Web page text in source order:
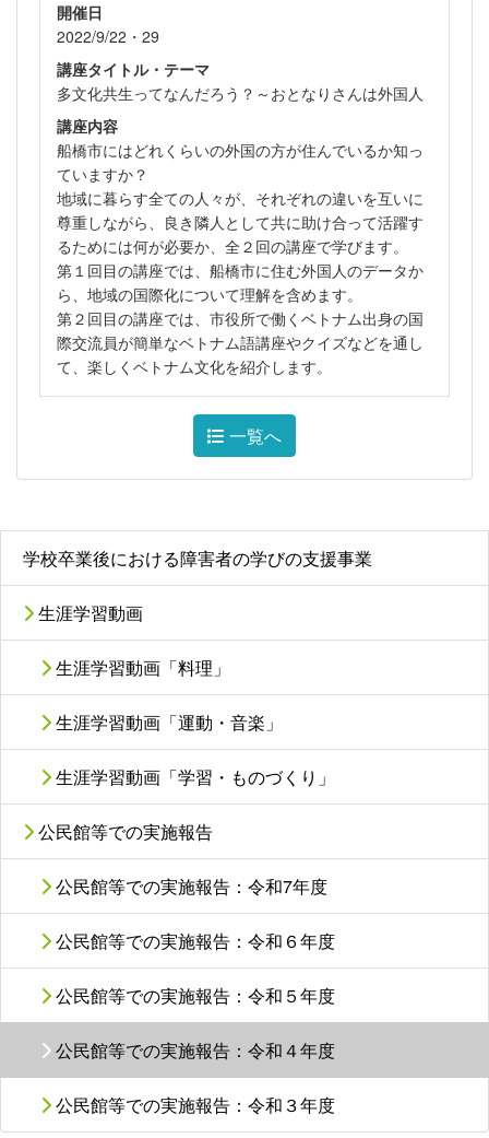
学校卒業後における障害者の学びの支援事業
生涯学習動画
生涯学習動画「料理」
生涯学習動画「運動・音楽」
生涯学習動画「学習・ものづくり」
公民館等での実施報告
公民館等での実施報告：令和7年度
公民館等での実施報告：令和６年度
公民館等での実施報告：令和５年度
公民館等での実施報告：令和４年度
公民館等での実施報告：令和３年度
開催日
2022/9/22・29
講座タイトル・テーマ
多文化共生ってなんだろう？～おとなりさんは外国人
講座内容
船橋市にはどれくらいの外国の方が住んでいるか知っ
ていますか？
地域に暮らす全ての人々が、それぞれの違いを互いに
尊重しながら、良き隣人として共に助け合って活躍す
るためには何が必要か、全２回の講座で学びます。
第１回目の講座では、船橋市に住む外国人のデータか
ら、地域の国際化について理解を含めます。
第２回目の講座では、市役所で働くベトナム出身の国
際交流員が簡単なベトナム語講座やクイズなどを通し
て、楽しくベトナム文化を紹介します。
一覧へ